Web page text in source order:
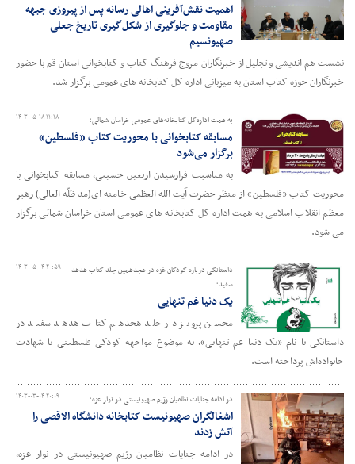
اهمیت نقش‌آفرینی اهالی رسانه پس از پیروزی جبهه
مقاومت و جلوگیری از شکل‌گیری تاریخ جعلی
صهیونسیم
نشست هم اندیشی و تجلیل از خبرنگاران مروج فرهنگ کتاب و کتابخوانی استان قم با حضور
خبرنگاران حوزه کتاب استان به میزبانی اداره کل کتابخانه های عمومی برگزار شد.
۱۴۰۳-۰۵-۱۸ ۱۱:۱۸ به همت اداره‌کل کتابخانه‌های عمومی خراسان شمالی؛
مسابقه کتابخوانی با محوریت کتاب «فلسطین»
برگزار می‌شود
به مناسبت فرارسیدن اربعین حسینی، مسابقه کتابخوانی با
محوریت کتاب «فلسطین» از منظر حضرت آیت الله العظمی خامنه ای(مد ظلّه العالی) رهبر
معظم انقلاب اسلامی به همت اداره کل کتابخانه های عمومی استان خراسان شمالی برگزار
می شود.
۱۴۰۳-۰۵-۰۴ ۲۰:۵۹
داستانکی درباره کودکان غزه در هجدهمین جلد کتاب هدهد
سفید؛
یک دنیا غم تنهایی
محسن پرویز در جلد هجدهم کتاب هدهد سفید در
داستانکی با نام «یک دنیا غم تنهایی»، به موضوع مواجهه کودکی فلسطینی با شهادت
خانواده‌اش پرداخته است.
۱۴۰۳-۰۳-۰۴ ۲۰:۰۹ در ادامه جنایات نظامیان رژیم صهیونیستی در نوار غزه؛
اشغالگران صهیونیست کتابخانه دانشگاه الاقصی را
آتش زدند
در ادامه جنایات نظامیان رژیم صهیونیستی در نوار غزه،